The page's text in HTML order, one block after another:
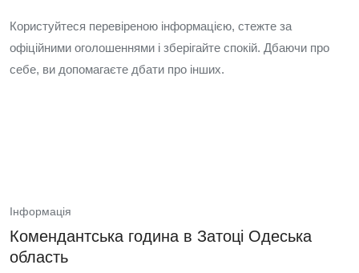
Користуйтеся перевіреною інформацією, стежте за
офіційними оголошеннями і зберігайте спокій. Дбаючи про
себе, ви допомагаєте дбати про інших.
Інформація
Комендантська година в Затоці Одеська
область